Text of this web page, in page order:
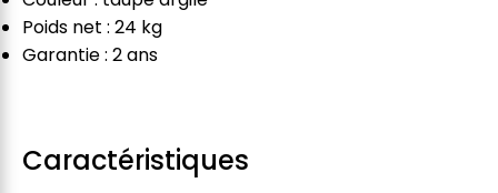
Poids net : 24 kg
Garantie : 2 ans
Caractéristiques